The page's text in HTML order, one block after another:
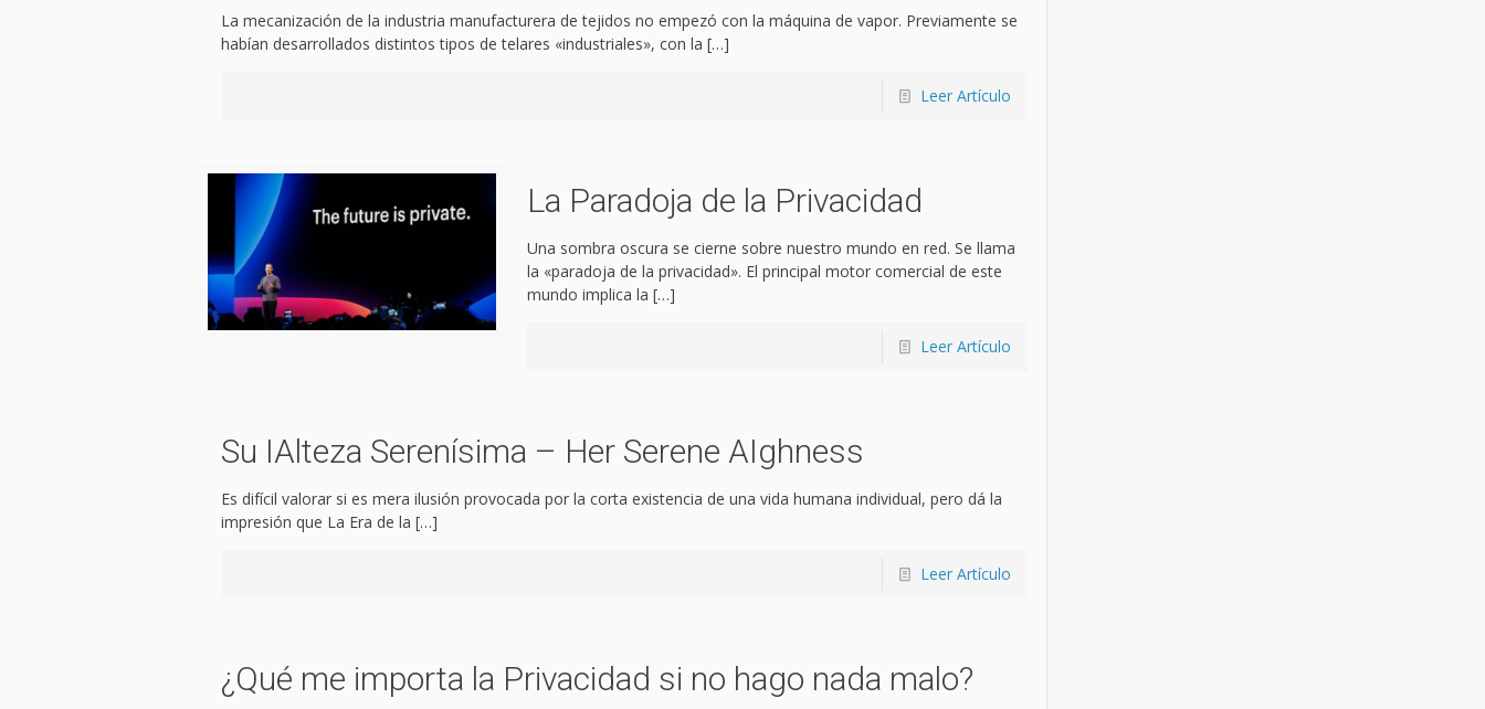
La mecanización de la industria manufacturera de tejidos no empezó con la máquina de vapor. Previamente se
habían desarrollados distintos tipos de telares «industriales», con la […]
Leer Artículo
La Paradoja de la Privacidad
Una sombra oscura se cierne sobre nuestro mundo en red. Se llama
la «paradoja de la privacidad». El principal motor comercial de este
mundo implica la […]
Leer Artículo
Su IAlteza Serenísima – Her Serene AIghness
Es difícil valorar si es mera ilusión provocada por la corta existencia de una vida humana individual, pero dá la
impresión que La Era de la […]
Leer Artículo
¿Qué me importa la Privacidad si no hago nada malo?